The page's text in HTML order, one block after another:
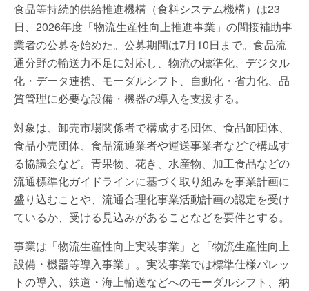
食品等持続的供給推進機構（食料システム機構）は23
日、2026年度「物流生産性向上推進事業」の間接補助事
業者の公募を始めた。公募期間は7月10日まで。食品流
通分野の輸送力不足に対応し、物流の標準化、デジタル
化・データ連携、モーダルシフト、自動化・省力化、品
質管理に必要な設備・機器の導入を支援する。
対象は、卸売市場関係者で構成する団体、食品卸団体、
食品小売団体、食品流通業者や運送事業者などで構成す
る協議会など。青果物、花き、水産物、加工食品などの
流通標準化ガイドラインに基づく取り組みを事業計画に
盛り込むことや、流通合理化事業活動計画の認定を受け
ているか、受ける見込みがあることなどを要件とする。
事業は「物流生産性向上実装事業」と「物流生産性向上
設備・機器等導入事業」。実装事業では標準仕様パレッ
トの導入、鉄道・海上輸送などへのモーダルシフト、納